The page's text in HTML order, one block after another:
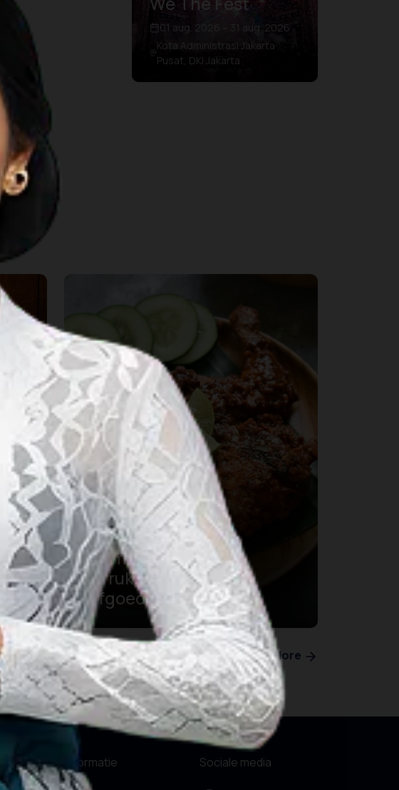
01 aug. 2026 – 31 aug. 2026
Kota Administrasi Jakarta
Pusat, DKI Jakarta
Ayam Taliwang: Een
Verrukkelijk Culinaire
Erfgoed van de Sasak
See More
Informatie Sociale media